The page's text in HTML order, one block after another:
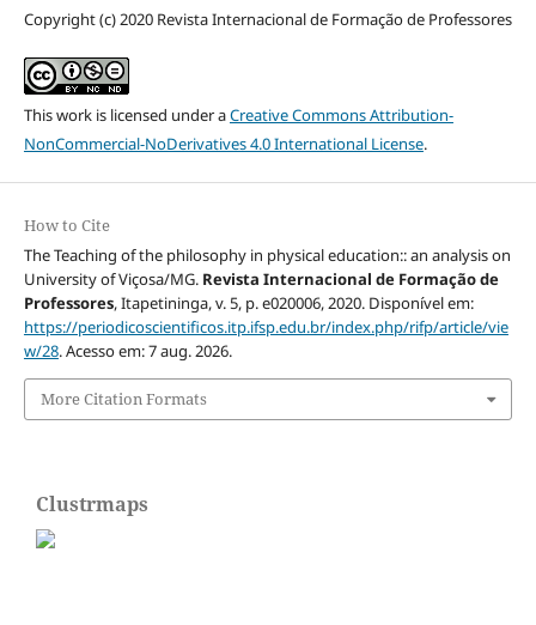
Copyright (c) 2020 Revista Internacional de Formação de Professores
This work is licensed under aCreative Commons Attribution-
NonCommercial-NoDerivatives 4.0 International License.
How to Cite
The Teaching of the philosophy in physical education:: an analysis on
University of Viçosa/MG. Revista Internacional de Formação de
Professores, Itapetininga, v. 5, p. e020006, 2020. Disponível em:
https://periodicoscientificos.itp.ifsp.edu.br/index.php/rifp/article/vie
w/28. Acesso em: 7 aug. 2026.
More Citation Formats
Clustrmaps